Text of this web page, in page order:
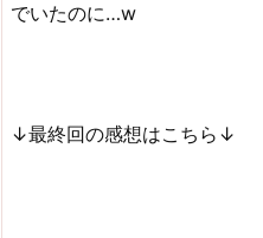
でいたのに…w
↓最終回の感想はこちら↓